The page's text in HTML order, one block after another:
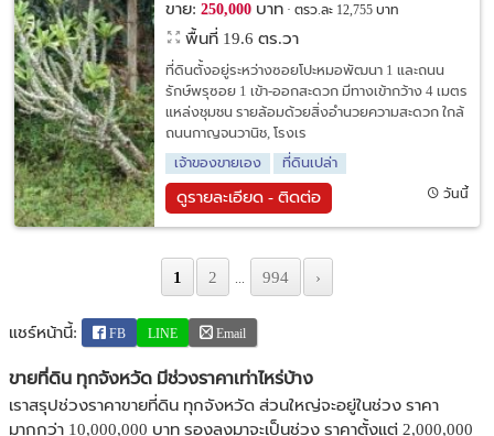
ขาย: 250,000บาท ตรว.ละ 12,755 บาท
พื้นที่ 19.6 ตร.วา
ที่ดินตั้งอยู่ระหว่างซอยโปะหมอพัฒนา 1 และถนน
รักษ์พรุซอย 1 เข้า-ออกสะดวก มีทางเข้ากว้าง 4 เมตร
แหล่งชุมชน รายล้อมด้วยสิ่งอำนวยความสะดวก ใกล้
ถนนกาญจนวานิช, โรงเร
เจ้าของขายเอง
ที่ดินเปล่า
ดูรายละเอียด - ติดต่อ วันนี้
1 2 ... 994 ›
แชร์หน้านี้: FB LINE Email
ขายที่ดิน ทุกจังหวัด มีช่วงราคาเท่าไหร่บ้าง
เราสรุปช่วงราคาขายที่ดิน ทุกจังหวัด ส่วนใหญ่จะอยู่ในช่วง ราคา
มากกว่า 10,000,000 บาท รองลงมาจะเป็นช่วง ราคาตั้งแต่ 2,000,000